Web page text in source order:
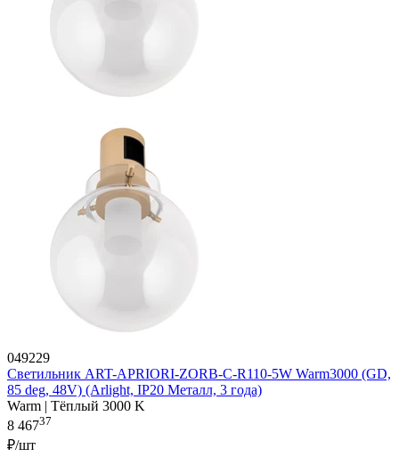
049229
Светильник ART-APRIORI-ZORB-С-R110-5W Warm3000 (GD,
85 deg, 48V) (Arlight, IP20 Металл, 3 года)
Warm | Тёплый 3000 K
8 46737
₽/шт